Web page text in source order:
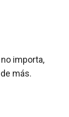
importa,
más.